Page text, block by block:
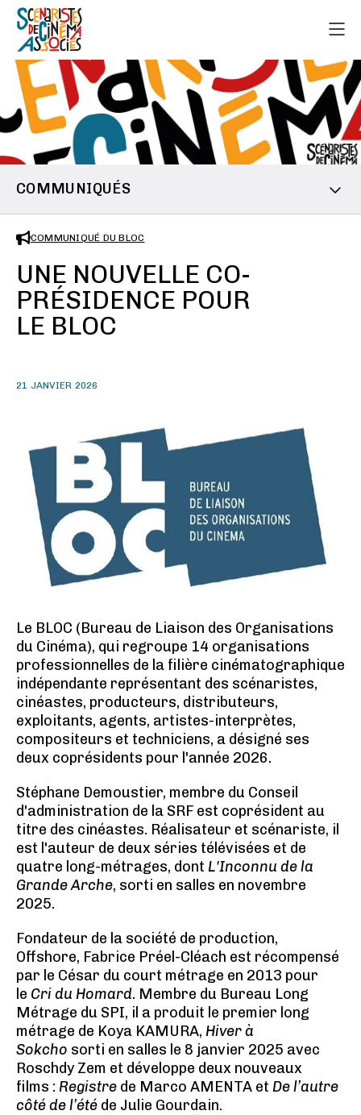
COMMUNIQUÉS
COMMUNIQUÉ DU BLOC
UNE NOUVELLE CO-
PRÉSIDENCE POUR
LE BLOC
21 JANVIER 2026
Le BLOC (Bureau de Liaison des Organisations
du Cinéma), qui regroupe 14 organisations
professionnelles de la filière cinématographique
indépendante représentant des scénaristes,
cinéastes, producteurs, distributeurs,
exploitants, agents, artistes-interprètes,
compositeurs et techniciens, a désigné ses
deux coprésidents pour l'année 2026.
Stéphane Demoustier, membre du Conseil
d'administration de la SRF est coprésident au
titre des cinéastes. Réalisateur et scénariste, il
est l'auteur de deux séries télévisées et de
quatre long-métrages, dont L'Inconnu de la
Grande Arche, sorti en salles en novembre
2025.
Fondateur de la société de production,
Offshore, Fabrice Préel-Cléach est récompensé
par le César du court métrage en 2013 pour
le Cri du Homard. Membre du Bureau Long
Métrage du SPI, il a produit le premier long
métrage de Koya KAMURA, Hiver à
Sokcho sorti en salles le 8 janvier 2025 avec
Roschdy Zem et développe deux nouveaux
films : Registre de Marco AMENTA et De l’autre
côté de l’été de Julie Gourdain.